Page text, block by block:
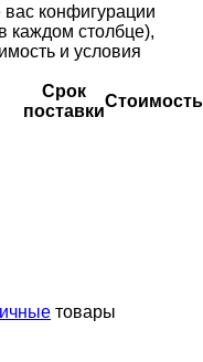
конфигурации
каждом столбце),
и условия
Срок
поставки
Стоимость
товары